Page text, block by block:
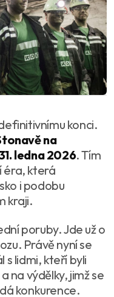
konci.
na
ledna 2026. Tím
éra, která
i podobu
kraji.
poruby. Jde už o
Právě nyní se
s lidmi, kteří byli
na výdělky, jimž se
konkurence.